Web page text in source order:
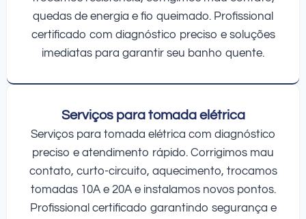
quedas de energia e fio queimado. Profissional
certificado com diagnóstico preciso e soluções
imediatas para garantir seu banho quente.
Serviços para tomada elétrica
Serviços para tomada elétrica com diagnóstico
preciso e atendimento rápido. Corrigimos mau
contato, curto-circuito, aquecimento, trocamos
tomadas 10A e 20A e instalamos novos pontos.
Profissional certificado garantindo segurança e